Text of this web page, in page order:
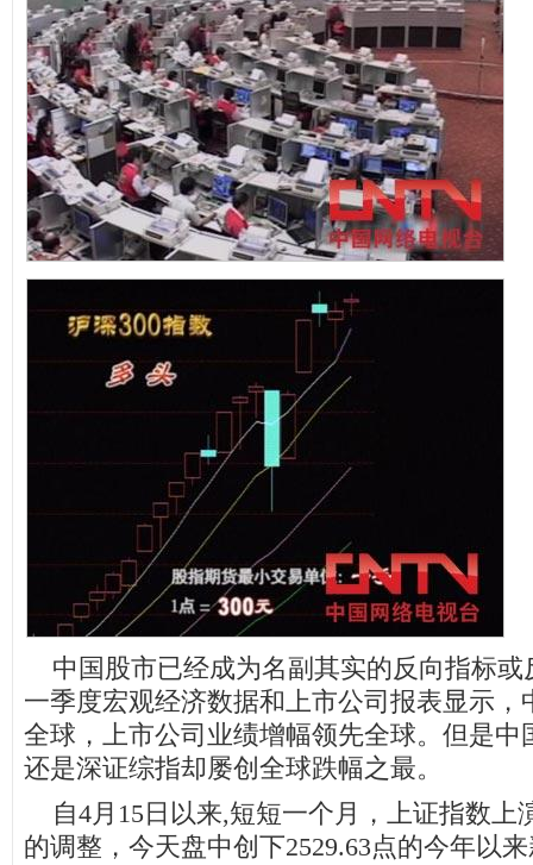
中国股市已经成为名副其实的反向指标或
一季度宏观经济数据和上市公司报表显示，
全球，上市公司业绩增幅领先全球。但是中
还是深证综指却屡创全球跌幅之最。
自4月15日以来,短短一个月，上证指数上
的调整，今天盘中创下2529.63点的今年以